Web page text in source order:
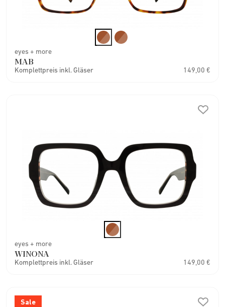
eyes + more
MAB
Komplettpreis inkl. Gläser 149,00 €
eyes + more
WINONA
Komplettpreis inkl. Gläser 149,00 €
Sale